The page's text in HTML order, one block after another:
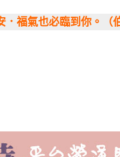
福氣也必臨到你。（伯